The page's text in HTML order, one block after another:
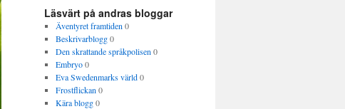
Läsvärt på andras bloggar
Äventyret framtiden 0
Beskrivarblogg0
Den skrattande språkpolisen 0
Embryo0
Eva Swedenmarks värld0
Frostflickan 0
Kära blogg0